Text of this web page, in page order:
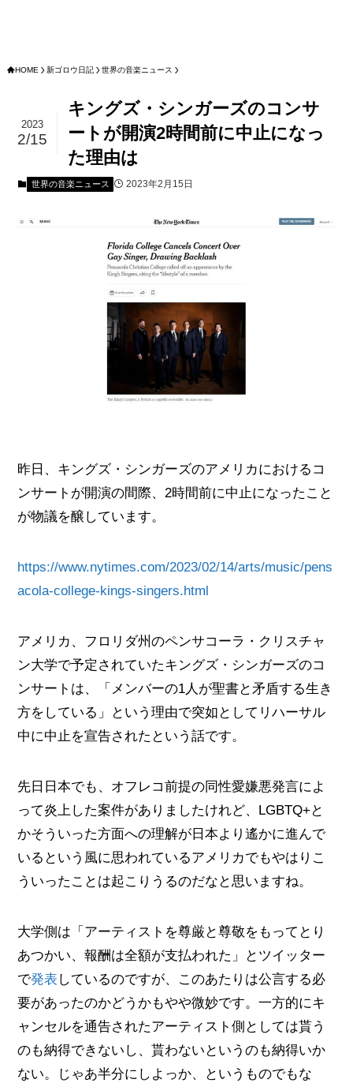
HOME 新ゴロウ日記 世界の音楽ニュース
キングズ・シンガーズのコンサ
ートが開演2時間前に中止になっ
た理由は
2023
2/15
世界の音楽ニュース 2023年2月15日
昨日、キングズ・シンガーズのアメリカにおけるコ
ンサートが開演の間際、2時間前に中止になったこと
が物議を醸しています。
https://www.nytimes.com/2023/02/14/arts/music/pens
acola-college-kings-singers.html
アメリカ、フロリダ州のペンサコーラ・クリスチャ
ン大学で予定されていたキングズ・シンガーズのコ
ンサートは、「メンバーの1人が聖書と矛盾する生き
方をしている」という理由で突如としてリハーサル
中に中止を宣告されたという話です。
先日日本でも、オフレコ前提の同性愛嫌悪発言によ
って炎上した案件がありましたけれど、LGBTQ+と
かそういった方面への理解が日本より遙かに進んで
いるという風に思われているアメリカでもやはりこ
ういったことは起こりうるのだなと思いますね。
大学側は「アーティストを尊厳と尊敬をもってとり
あつかい、報酬は全額が支払われた」とツイッター
で発表 しているのですが、このあたりは公言する必
要があったのかどうかもやや微妙です。一方的にキ
ャンセルを通告されたアーティスト側としては貰う
のも納得できないし、貰わないというのも納得いか
ない。じゃあ半分にしよっか、というものでもな